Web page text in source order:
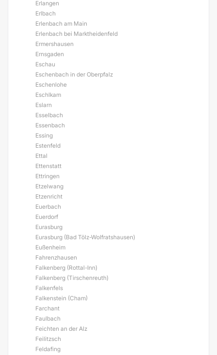
Erlangen
Erlbach
Erlenbach am Main
Erlenbach bei Marktheidenfeld
Ermershausen
Ernsgaden
Eschau
Eschenbach in der Oberpfalz
Eschenlohe
Eschlkam
Eslarn
Esselbach
Essenbach
Essing
Estenfeld
Ettal
Ettenstatt
Ettringen
Etzelwang
Etzenricht
Euerbach
Euerdorf
Eurasburg
Eurasburg (Bad Tölz-Wolfratshausen)
Eußenheim
Fahrenzhausen
Falkenberg (Rottal-Inn)
Falkenberg (Tirschenreuth)
Falkenfels
Falkenstein (Cham)
Farchant
Faulbach
Feichten an der Alz
Feilitzsch
Feldafing